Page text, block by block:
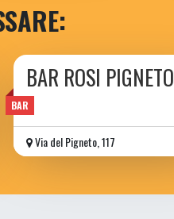
BAR
BAR ROSI PIGNETO
Via del Pigneto, 117